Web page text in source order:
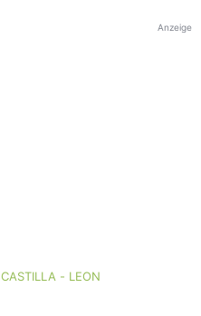
Anzeige
CASTILLA - LEON